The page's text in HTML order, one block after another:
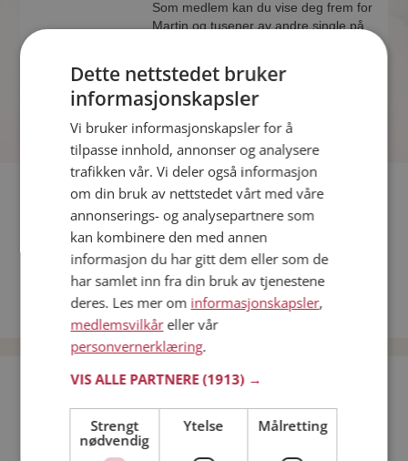
Som medlem kan du vise deg frem for
Martin og tusener av andre single på
Fler single
Flere singlemenn fra Askøy: Guttorm,Christian
Kvinner fra Askøy
Date kvinner i Norge
Date menn i Norge
Bli medlem gratis!
Jeg er en:
Dette nettstedet bruker
informasjonskapsler
Vi bruker informasjonskapsler for å
tilpasse innhold, annonser og analysere
trafikken vår. Vi deler også informasjon
om din bruk av nettstedet vårt med våre
annonserings- og analysepartnere som
kan kombinere den med annen
informasjon du har gitt dem eller som de
har samlet inn fra din bruk av tjenestene
deres. Les mer om informasjonskapsler,
medlemsvilkåreller vår
personvernerklæring.
VIS ALLE PARTNERE(1913) →
Strengt
nødvendig
Ytelse Målretting